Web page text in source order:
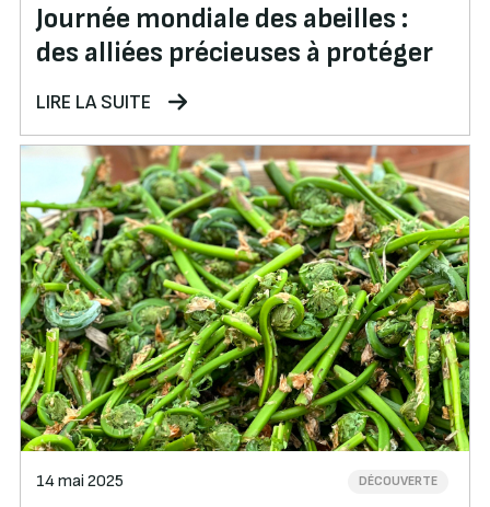
Journée mondiale des abeilles :
des alliées précieuses à protéger
LIRE LA SUITE
14 mai 2025 DÉCOUVERTE